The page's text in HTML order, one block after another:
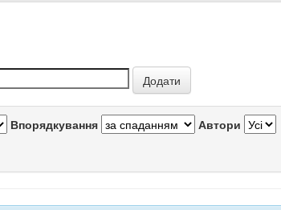
Впорядкування Автори